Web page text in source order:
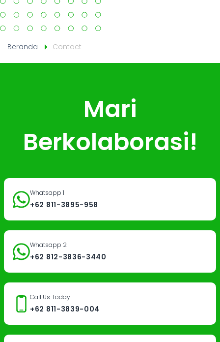
Beranda Contact
Mari
Berkolaborasi!
Whatsapp 1
+62 811-3895-958
Whatsapp 2
+62 812-3836-3440
Call Us Today
+62 811-3839-004